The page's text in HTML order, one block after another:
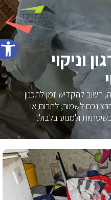
פתח
וניקוי
חשוב להקדיש זמן לתכנון
לשמור, לתרום או
ולמנוע בלבול.